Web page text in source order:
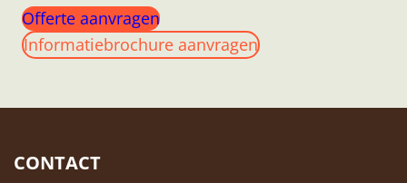
Offerte aanvragen
Informatiebrochure aanvragen
CONTACT